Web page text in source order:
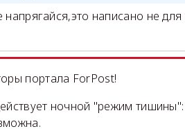
написано не
портала ForPost!
ночной "режим